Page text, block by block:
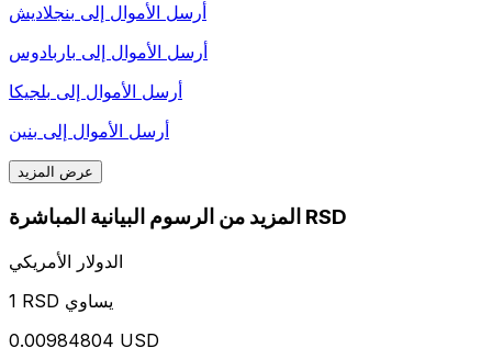
أرسل الأموال إلى بنجلاديش
أرسل الأموال إلى باربادوس
أرسل الأموال إلى بلجيكا
أرسل الأموال إلى بنين
عرض المزيد
المزيد من الرسوم البيانية المباشرة RSD
الدولار الأمريكي
1 RSD يساوي
0.00984804 USD